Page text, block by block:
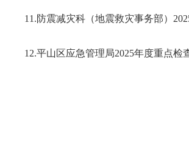
11.防震减灾科（地震救灾事务部）
12.平山区应急管理局2025年度重点检